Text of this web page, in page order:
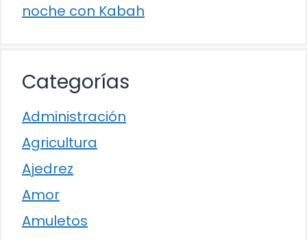
noche con Kabah
Categorías
Administración
Agricultura
Ajedrez
Amor
Amuletos